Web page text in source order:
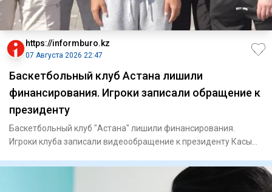
https://informburo.kz
07 Августа 2026 22:47
Баскетбольный клуб Астана лишили
финансирования. Игроки записали обращение к
президенту
Баскетбольный клуб "Астана" лишили финансирования.
Игроки клуба записали видеообращение к президенту Касым-